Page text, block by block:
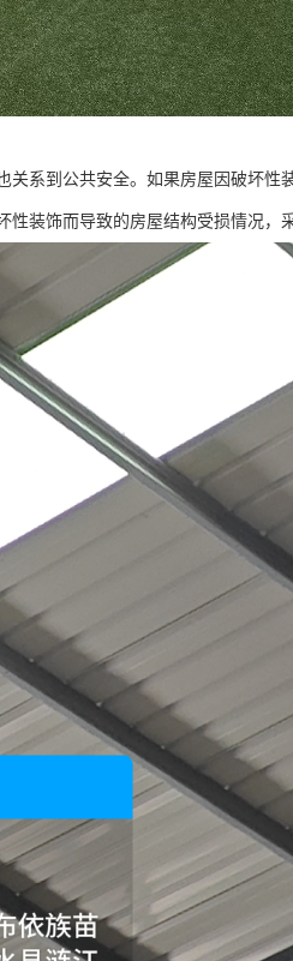
关系到公共安全。如果房屋因破坏性
装饰而导致的房屋结构受损情况，